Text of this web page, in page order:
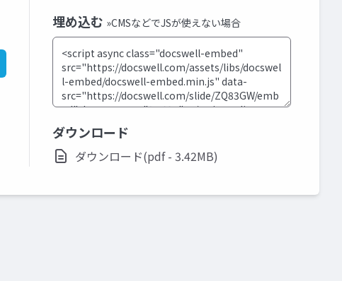
埋め込む »CMSなどでJSが使えない場合
ダウンロード
ダウンロード(pdf - 3.42MB)